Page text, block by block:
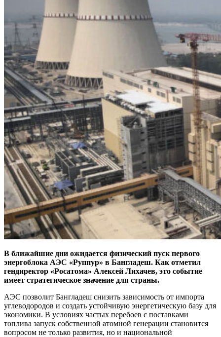
В ближайшие дни ожидается физический пуск первого
энергоблока АЭС «Руппур» в Бангладеш. Как отметил
гендиректор «Росатома» Алексей Лихачев, это событие
имеет стратегическое значение для страны.
АЭС позволит Бангладеш снизить зависимость от импорта
углеводородов и создать устойчивую энергетическую базу для
экономики. В условиях частых перебоев с поставками
топлива запуск собственной атомной генерации становится
вопросом не только развития, но и национальной